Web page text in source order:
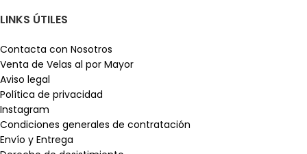
LINKS ÚTILES
Contacta con Nosotros
Venta de Velas al por Mayor
Aviso legal
Política de privacidad
Instagram
Condiciones generales de contratación
Envío y Entrega